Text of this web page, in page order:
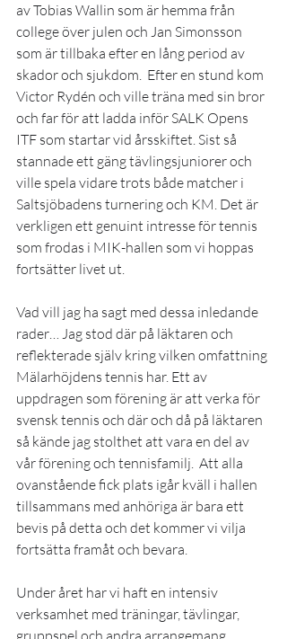
av Tobias Wallin som är hemma från
college över julen och Jan Simonsson
som är tillbaka efter en lång period av
skador och sjukdom.  Efter en stund kom
Victor Rydén och ville träna med sin bror
och far för att ladda inför SALK Opens
ITF som startar vid årsskiftet. Sist så
stannade ett gäng tävlingsjuniorer och
ville spela vidare trots både matcher i
Saltsjöbadens turnering och KM. Det är
verkligen ett genuint intresse för tennis
som frodas i MIK-hallen som vi hoppas
fortsätter livet ut.
Vad vill jag ha sagt med dessa inledande
rader… Jag stod där på läktaren och
reflekterade själv kring vilken omfattning
Mälarhöjdens tennis har. Ett av
uppdragen som förening är att verka för
svensk tennis och där och då på läktaren
så kände jag stolthet att vara en del av
vår förening och tennisfamilj.  Att alla
ovanstående fick plats igår kväll i hallen
tillsammans med anhöriga är bara ett
bevis på detta och det kommer vi vilja
fortsätta framåt och bevara.
Under året har vi haft en intensiv
verksamhet med träningar, tävlingar,